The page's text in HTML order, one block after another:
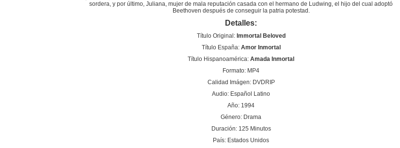
sordera, y por último, Juliana, mujer de mala reputación casada con el hermano de Ludwing, el hijo del cual adoptó
Beethoven después de conseguir la patria potestad.
Detalles:
Título Original: Immortal Beloved
Título España:Amor Inmortal
Título Hispanoamérica: Amada Inmortal
Formato: MP4
Calidad Imágen: DVDRIP
Audio: Español Latino
Año: 1994
Género: Drama
Duración: 125 Minutos
País: Estados Unidos